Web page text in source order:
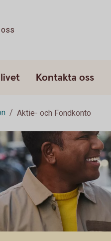
oss
Kontakta oss
Aktie- och Fondkonto